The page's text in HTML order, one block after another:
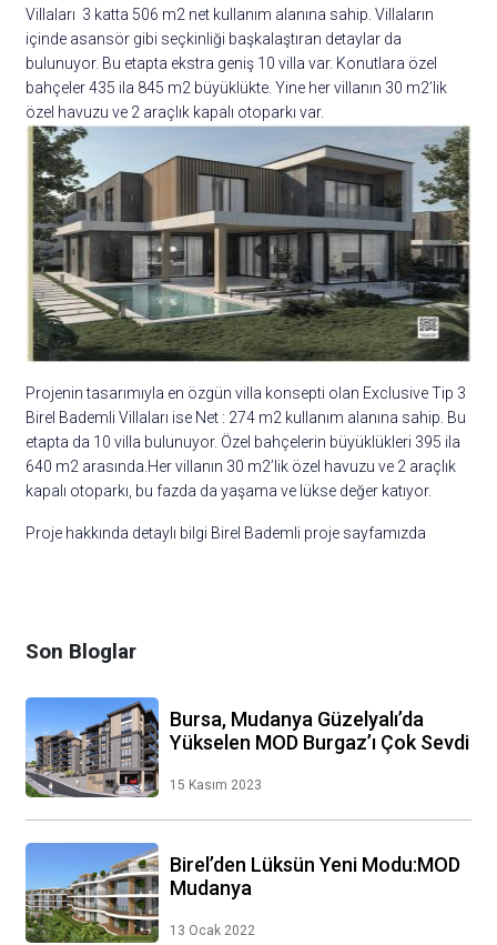
Villaları 3 katta 506 m2 net kullanım alanına sahip. Villaların
içinde asansör gibi seçkinliği başkalaştıran detaylar da
bulunuyor. Bu etapta ekstra geniş 10 villa var. Konutlara özel
bahçeler 435 ila 845 m2 büyüklükte. Yine her villanın 30 m2’lik
özel havuzu ve 2 araçlık kapalı otoparkı var.
Projenin tasarımıyla en özgün villa konsepti olan Exclusive Tip 3
Birel Bademli Villaları ise Net : 274 m2 kullanım alanına sahip. Bu
etapta da 10 villa bulunuyor. Özel bahçelerin büyüklükleri 395 ila
640 m2 arasında.Her villanın 30 m2’lik özel havuzu ve 2 araçlık
kapalı otoparkı, bu fazda da yaşama ve lükse değer katıyor.
Proje hakkında detaylı bilgi Birel Bademli proje sayfamızda
Son Bloglar
Bursa, Mudanya Güzelyalı’da
Yükselen MOD Burgaz’ı Çok Sevdi
15 Kasım 2023
Birel’den Lüksün Yeni Modu:MOD
Mudanya
13 Ocak 2022